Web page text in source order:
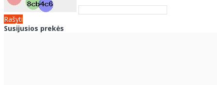
Rašyti
Susijusios prekės